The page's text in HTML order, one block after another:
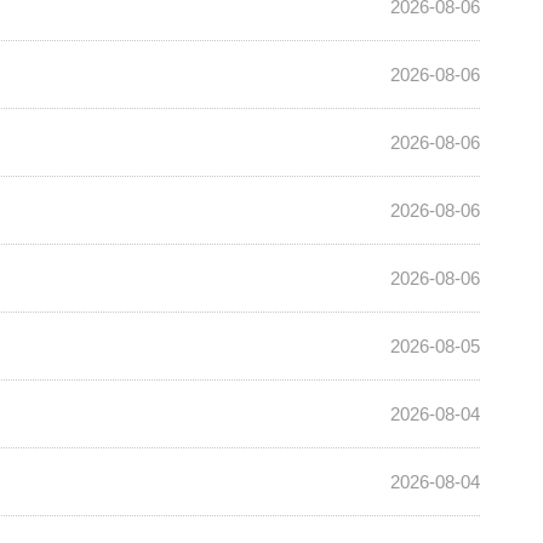
2026-08-06
2026-08-06
2026-08-06
2026-08-06
2026-08-06
2026-08-05
2026-08-04
2026-08-04